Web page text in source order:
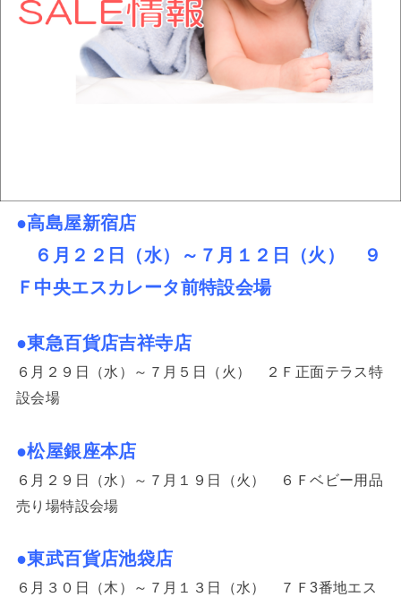
●高島屋新宿店
６月２２日（水）～７月１２日（火） ９
Ｆ中央エスカレータ前特設会場
●東急百貨店吉祥寺店
６月２９日（水）～７月５日（火） ２Ｆ正面テラス特
設会場
●松屋銀座本店
６月２９日（水）～７月１９日（火） ６Ｆベビー用品
売り場特設会場
●東武百貨店池袋店
６月３０日（木）～７月１３日（水） ７Ｆ3番地エス